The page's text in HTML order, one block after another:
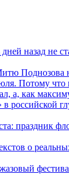
назад не
Поднозова
Потому
а, как
российской
праздник
о